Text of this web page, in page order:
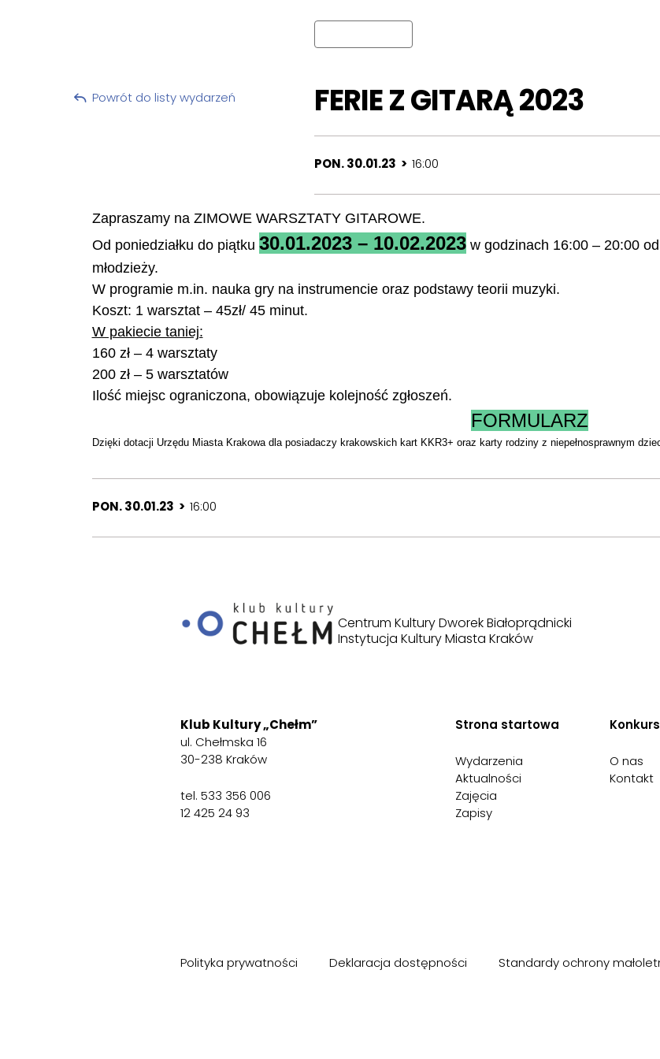
FERIE Z GITARĄ 2023
PON. 30.01.23 > 16:00
Powrót do listy wydarzeń
Zapraszamy na ZIMOWE WARSZTATY GITAROWE.
Od poniedziałku do piątku 30.01.2023 – 10.02.2023w godzinach 16:00 – 20:00
młodzieży.
W programie m.in. nauka gry na instrumencie oraz podstawy teorii muzyki.
Koszt: 1 warsztat – 45zł/ 45 minut.
W pakiecie taniej:
160 zł – 4 warsztaty
200 zł – 5 warsztatów
Ilość miejsc ograniczona, obowiązuje kolejność zgłoszeń.
FORMULARZ
Dzięki dotacji Urzędu Miasta Krakowa dla posiadaczy krakowskich kart KKR3+ oraz karty rodziny z niepełnosprawnym
PON. 30.01.23 > 16:00
Centrum Kultury Dworek Białoprądnicki
Instytucja Kultury Miasta Kraków
Klub Kultury „Chełm”
ul. Chełmska 16
30-238 Kraków
tel. 533 356 006
12 425 24 93
Strona startowa
Wydarzenia
Aktualności
Zajęcia
Zapisy
O nas
Kontakt
Polityka prywatności Deklaracja dostępności Standardy ochrony